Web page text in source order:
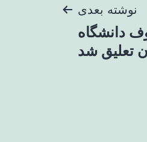
نوشته بعدی
دانشگاه
تعلیق شد